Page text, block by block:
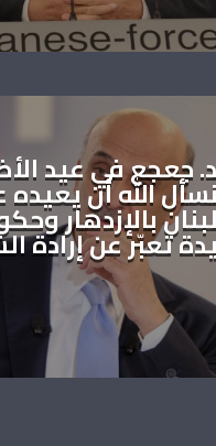
جعجع في عيد
الله أن
لبنان بالإزدهار
تعبّر عن إرادة